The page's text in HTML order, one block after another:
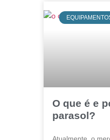
O que é e
parasol?